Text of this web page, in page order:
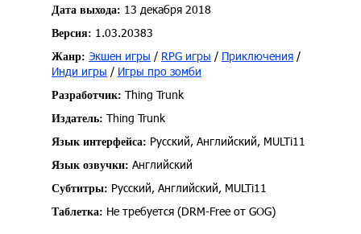
Дата выхода: 13 декабря 2018
Версия: 1.03.20383
Жанр: Экшен игры / RPG игры / Приключения /
Инди игры / Игры про зомби
Разработчик: Thing Trunk
Издатель: Thing Trunk
Язык интерфейса: Русский, Английский, MULTi11
Язык озвучки: Английский
Субтитры: Русский, Английский, MULTi11
Таблетка: Не требуется (DRM-Free от GOG)